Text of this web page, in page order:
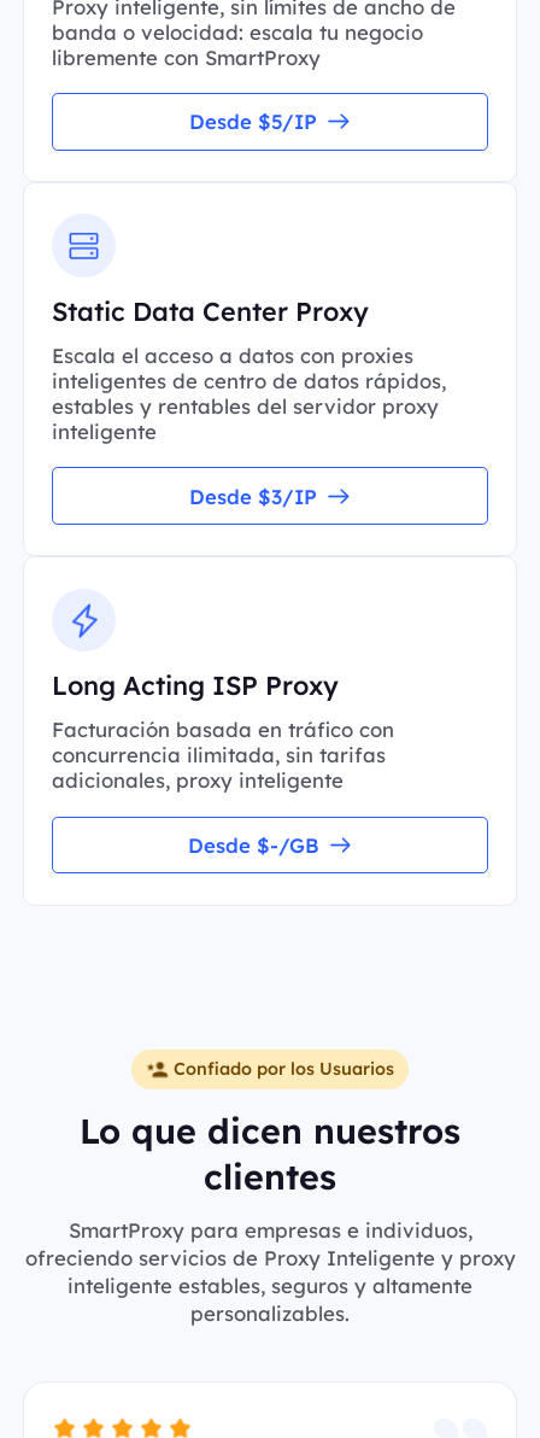
Proxy inteligente, sin límites de ancho de
banda o velocidad: escala tu negocio
libremente con SmartProxy
Desde $5/IP
Static Data Center Proxy
Escala el acceso a datos con proxies
inteligentes de centro de datos rápidos,
estables y rentables del servidor proxy
inteligente
Desde $3/IP
Long Acting ISP Proxy
Facturación basada en tráfico con
concurrencia ilimitada, sin tarifas
adicionales, proxy inteligente
Desde $-/GB
Confiado por los Usuarios
Lo que dicen nuestros
clientes
SmartProxy para empresas e individuos,
ofreciendo servicios de Proxy Inteligente y proxy
inteligente estables, seguros y altamente
personalizables.